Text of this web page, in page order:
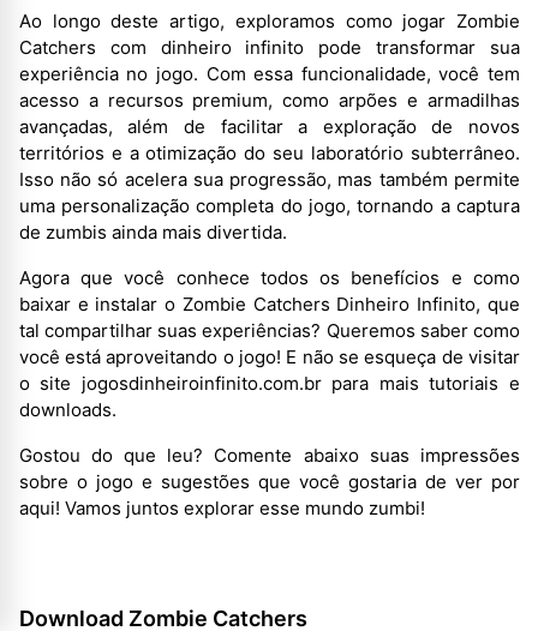
Ao longo deste artigo, exploramos como jogar Zombie
Catchers com dinheiro infinito pode transformar sua
experiência no jogo. Com essa funcionalidade, você tem
acesso a recursos premium, como arpões e armadilhas
avançadas, além de facilitar a exploração de novos
territórios e a otimização do seu laboratório subterrâneo.
Isso não só acelera sua progressão, mas também permite
uma personalização completa do jogo, tornando a captura
de zumbis ainda mais divertida.
Agora que você conhece todos os benefícios e como
baixar e instalar o Zombie Catchers Dinheiro Infinito, que
tal compartilhar suas experiências? Queremos saber como
você está aproveitando o jogo! E não se esqueça de visitar
o site jogosdinheiroinfinito.com.br para mais tutoriais e
downloads.
Gostou do que leu? Comente abaixo suas impressões
sobre o jogo e sugestões que você gostaria de ver por
aqui! Vamos juntos explorar esse mundo zumbi!
Download Zombie Catchers